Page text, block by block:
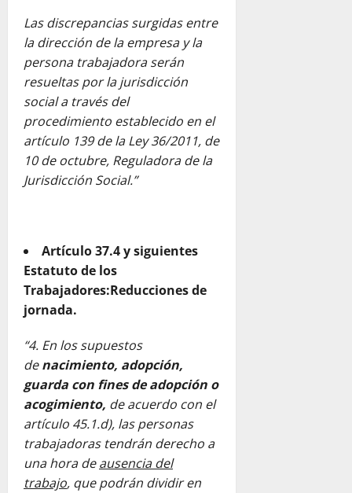
Las discrepancias surgidas entre
la dirección de la empresa y la
persona trabajadora serán
resueltas por la jurisdicción
social a través del
procedimiento establecido en el
artículo 139 de la Ley 36/2011, de
10 de octubre, Reguladora de la
Jurisdicción Social.”
Artículo 37.4 y siguientes
Estatuto de los
Trabajadores:Reducciones de
jornada.
“4. En los supuestos
denacimiento, adopción,
guarda con fines de adopción o
acogimiento, de acuerdo con el
artículo 45.1.d), las personas
trabajadoras tendrán derecho a
una hora deausencia del
trabajo, que podrán dividir en